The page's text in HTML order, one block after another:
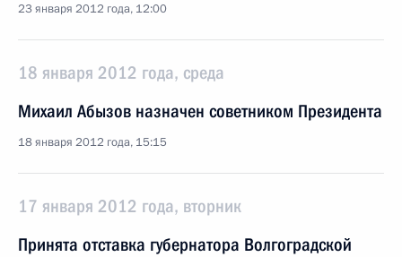
23 января 2012 года, 12:00
18 января 2012 года, среда
Михаил Абызов назначен советником Президента
18 января 2012 года, 15:15
17 января 2012 года, вторник
Принята отставка губернатора Волгоградской